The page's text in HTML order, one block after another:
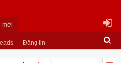
mới
Đăng tin